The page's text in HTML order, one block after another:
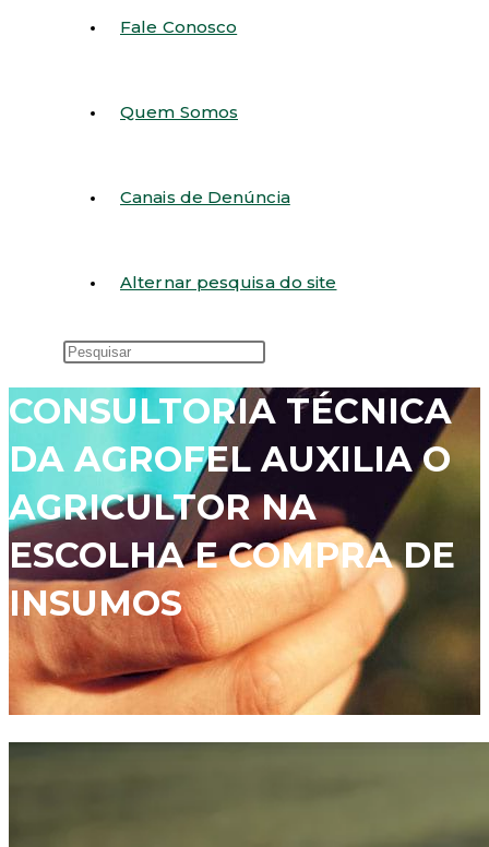
Fale Conosco
Quem Somos
Canais de Denúncia
Alternar pesquisa do site
CONSULTORIA TÉCNICA
DA AGROFEL AUXILIA O
AGRICULTOR NA
ESCOLHA E COMPRA DE
INSUMOS